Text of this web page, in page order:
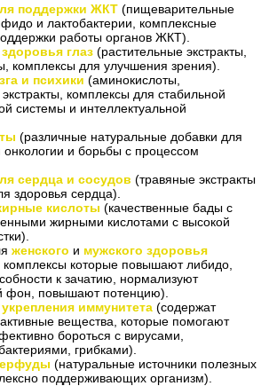
поддержки ЖКТ (пищеварительные
и лактобактерии, комплексные
работы органов ЖКТ).
глаз (растительные экстракты,
комплексы для улучшения зрения).
и психики (аминокислоты,
комплексы для стабильной
системы и интеллектуальной
(различные натуральные добавки для
онкологии и борьбы с процессом
сердца и сосудов (травяные экстракты
здоровья сердца).
кислоты (качественные бады с
жирными кислотами с высокой
женского и мужского здоровья
которые повышают либидо,
к зачатию, нормализуют
фон, повышают потенцию).
иммунитета (содержат
вещества, которые помогают
бороться с вирусами,
грибками).
(натуральные источники полезных
поддерживающих организм).